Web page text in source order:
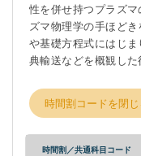
性を併せ持つプラズ
ズマ物理学の手ほど
や基礎方程式にはじ
典輸送などを概観した
に着けることを目的と
時間割コードを閉
時間割／共通科目コード